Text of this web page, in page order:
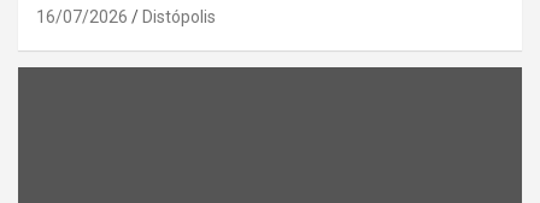
16/07/2026 Distópolis